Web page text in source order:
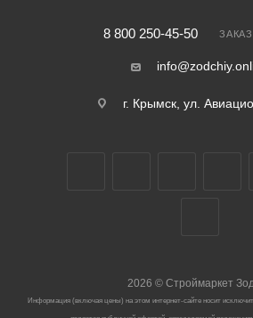
8 800 250-45-50
г. Крымск, ул.
2026 ©Строймаркет
Информация (включая цены) на этом интернет-сайте носит